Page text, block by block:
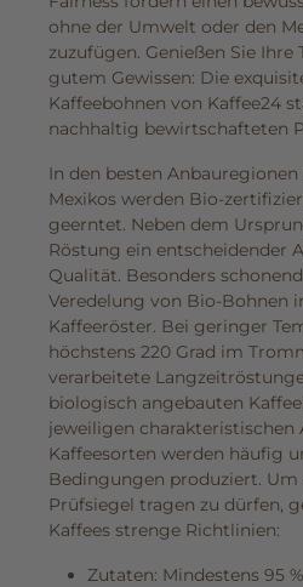
ohne der Umwelt oder den
zuzufügen. Genießen Sie Ihre
gutem Gewissen: Die
Kaffeebohnen von Kaffee24
nachhaltig bewirtschafteten
In den besten
Mexikos werden Bio-
geerntet. Neben dem
Röstung ein entscheidender
Qualität. Besonders
Veredelung von Bio-Bohnen
Kaffeeröster. Bei geringer
höchstens 220 Grad im
verarbeitete
biologisch angebauten
jeweiligen charakteristischen
Kaffeesorten werden häufig
Bedingungen produziert. Um
Prüfsiegel tragen zu dürfen,
Kaffees strenge Richtlinien:
Zutaten: Mindestens 95